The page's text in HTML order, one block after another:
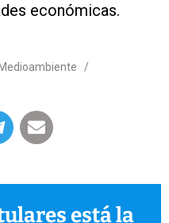
económicas.
Medioambiente
/
está la